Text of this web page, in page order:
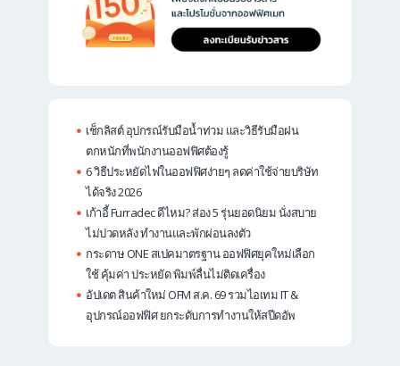
เช็กลิสต์ อุปกรณ์รับมือน้ำท่วม และวิธีรับมือฝน
ตกหนักที่พนักงานออฟฟิศต้องรู้
6 วิธีประหยัดไฟในออฟฟิศง่ายๆ ลดค่าใช้จ่ายบริษัท
ได้จริง 2026
เก้าอี้ Furradec ดีไหม? ส่อง 5 รุ่นยอดนิยม นั่งสบาย
ไม่ปวดหลัง ทำงานและพักผ่อนลงตัว
กระดาษ ONE สเปคมาตรฐาน ออฟฟิศยุคใหม่เลือก
ใช้ คุ้มค่า ประหยัด พิมพ์ลื่นไม่ติดเครื่อง
อัปเดต สินค้าใหม่ OFM ส.ค. 69 รวมไอเทม IT &
อุปกรณ์ออฟฟิศ ยกระดับการทำงานให้สปีดอัพ